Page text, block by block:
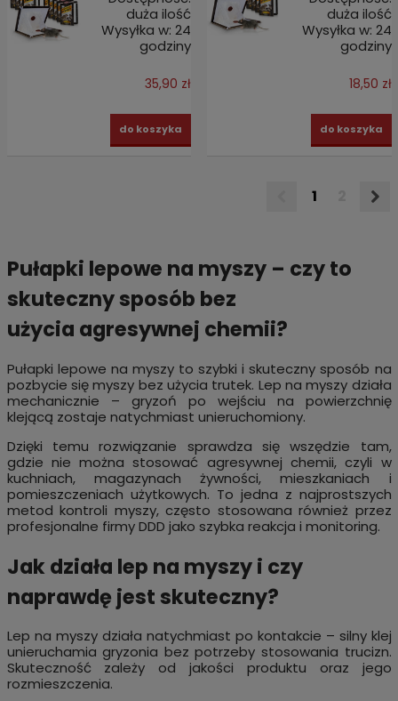
duża ilość
Wysyłka w: 24
godziny
35,90 zł
do koszyka
duża ilość
Wysyłka w: 24
godziny
18,50 zł
do koszyka
1
Pułapki lepowe na myszy – czy to
skuteczny sposób bez
użycia agresywnej chemii?
Pułapki lepowe na myszy to szybki i skuteczny sposób na
pozbycie się myszy bez użycia trutek. Lep na myszy działa
mechanicznie – gryzoń po wejściu na powierzchnię
klejącą zostaje natychmiast unieruchomiony.
Dzięki temu rozwiązanie sprawdza się wszędzie tam,
gdzie nie można stosować agresywnej chemii, czyli w
kuchniach, magazynach żywności, mieszkaniach i
pomieszczeniach użytkowych. To jedna z najprostszych
metod kontroli myszy, często stosowana również przez
profesjonalne firmy DDD jako szybka reakcja i monitoring.
Jak działa lep na myszy i czy
naprawdę jest skuteczny?
Lep na myszy działa natychmiast po kontakcie – silny klej
unieruchamia gryzonia bez potrzeby stosowania trucizn.
Skuteczność zależy od jakości produktu oraz jego
rozmieszczenia.